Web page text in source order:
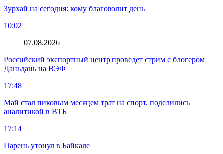
Зурхай на сегодня: кому благоволит день
10:02
07.08.2026
Российский экспортный центр проведет стрим с блогером
Даньдань на ВЭФ
17:48
Май стал пиковым месяцем трат на спорт, поделились
аналитикой в ВТБ
17:14
Парень утонул в Байкале